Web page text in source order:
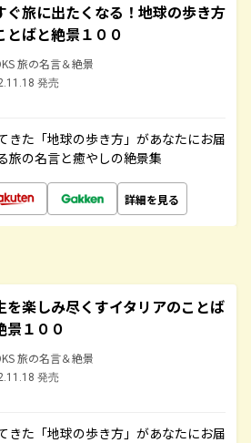
ぐ旅に出たくなる！地球の歩き方
とばと絶景１００
旅の名言＆絶景
発売
きた「地球の歩き方」があなたにお届
旅の名言と癒やしの絶景集
詳細を見る
を楽しみ尽くすイタリアのことば
景１００
旅の名言＆絶景
発売
きた「地球の歩き方」があなたにお届